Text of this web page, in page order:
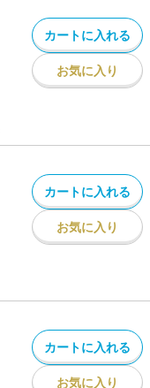
カートに入れる
お気に入り
カートに入れる
お気に入り
カートに入れる
お気に入り